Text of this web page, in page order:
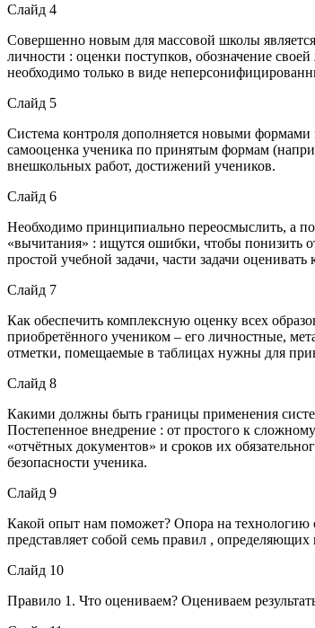
Слайд 4
Совершенно новым для массовой школы является
личности : оценки поступков, обозначение
необходимо только в виде
Слайд 5
Система контроля дополняется новыми формами
самооценка ученика по принятым формам
внешкольных работ, достижений учеников.
Слайд 6
Необходимо принципиально переосмыслить, а
«вычитания» : ищутся ошибки, чтобы понизить
простой учебной задачи, части задачи
Слайд 7
Как обеспечить комплексную оценку всех
приобретённого учеником – его личностные,
отметки, помещаемые в таблицах нужны для
Слайд 8
Какими должны быть границы применения
Постепенное внедрение : от простого к
«отчётных документов» и сроков их
безопасности ученика.
Слайд 9
Какой опыт нам поможет? Опора на технологию
представляет собой семь правил ,
Слайд 10
Правило 1. Что оцениваем? Оцениваем